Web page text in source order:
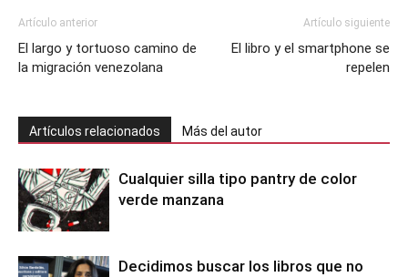
Artículo anterior
El largo y tortuoso camino de
la migración venezolana
Artículo siguiente
El libro y el smartphone se
repelen
Artículos relacionados Más del autor
Cualquier silla tipo pantry de color
verde manzana
Decidimos buscar los libros que no